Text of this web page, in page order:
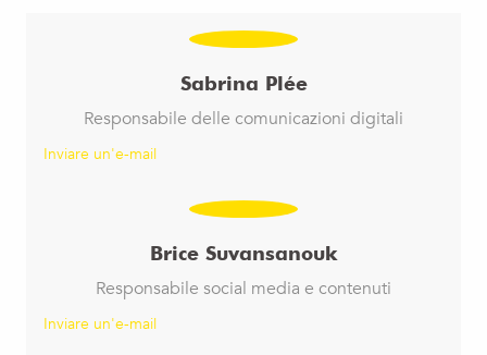
Sabrina Plée
Responsabile delle comunicazioni digitali
Inviare un'e-mail
Brice Suvansanouk
Responsabile social media e contenuti
Inviare un'e-mail